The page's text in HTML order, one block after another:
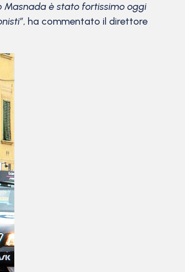
Masnada è stato fortissimo oggi
, ha commentato il direttore